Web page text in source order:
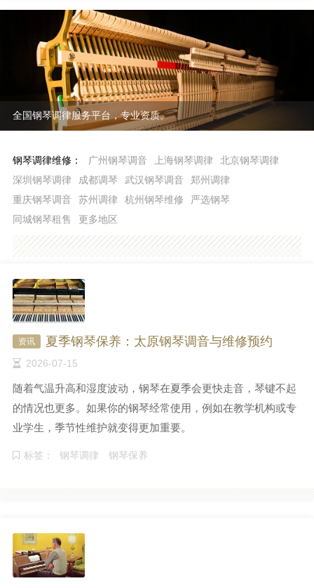
全国钢琴调律服务平台，专业资质。
钢琴调律维修： 广州钢琴调音 上海钢琴调律
北京钢琴调律
深圳钢琴调律
成都调琴 武汉钢琴调音
郑州调律
重庆钢琴调音
苏州调律 杭州钢琴维修
严选钢琴
同城钢琴租售
更多地区
资讯 夏季钢琴保养：太原钢琴调音与维修预约
2026-07-15
随着气温升高和湿度波动，钢琴在夏季会更快走音，琴键不起
的情况也更多。如果你的钢琴经常使用，例如在教学机构或专
业学生，季节性维护就变得更加重要。
标签： 钢琴调律 钢琴保养